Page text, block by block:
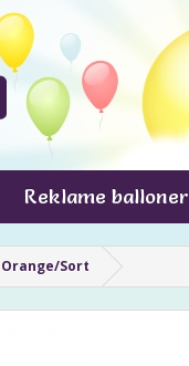
Reklame balloner
Orange/Sort